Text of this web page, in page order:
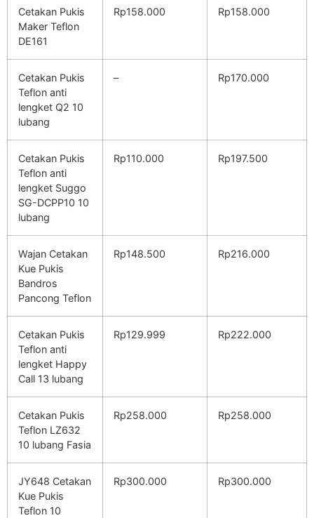
Cetakan Pukis
Maker Teflon
DE161
Rp158.000 Rp158.000
Cetakan Pukis
Teflon anti
lengket Q2 10
lubang
– Rp170.000
Cetakan Pukis
Teflon anti
lengket Suggo
SG-DCPP10 10
lubang
Rp110.000 Rp197.500
Wajan Cetakan
Kue Pukis
Bandros
Pancong Teflon
Rp148.500 Rp216.000
Cetakan Pukis
Teflon anti
lengket Happy
Call 13 lubang
Rp129.999 Rp222.000
Cetakan Pukis
Teflon LZ632
10 lubang Fasia
Rp258.000 Rp258.000
JY648 Cetakan
Kue Pukis
Teflon 10
Rp300.000 Rp300.000